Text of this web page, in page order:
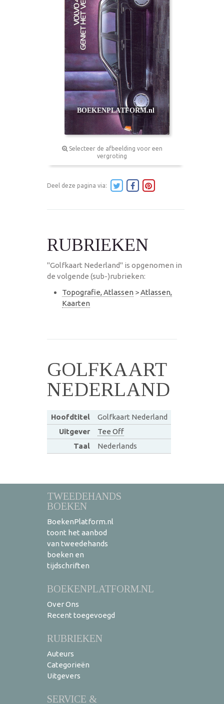
Selecteer de afbeelding voor een
vergroting
Deel deze pagina via:
RUBRIEKEN
"Golfkaart Nederland" is opgenomen in
de volgende (sub-)rubrieken:
Topografie, Atlassen >Atlassen,
Kaarten
GOLFKAART
NEDERLAND
Hoofdtitel
Golfkaart Nederland
Uitgever
Tee Off
Taal
Nederlands
TWEEDEHANDS
BOEKEN
BoekenPlatform.nl
toont het aanbod
van tweedehands
boeken en
tijdschriften
BOEKENPLATFORM.NL
Over Ons
Recent toegevoegd
RUBRIEKEN
Auteurs
Categorieën
Uitgevers
SERVICE &